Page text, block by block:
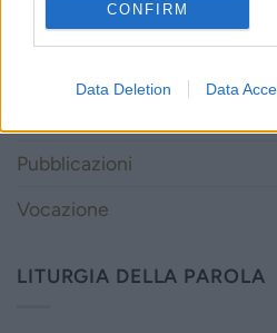
CONFIRM
Data Deletion Data
Novità dall'Associazione
Pubblicazioni
Vocazione
LITURGIA DELLA PAROLA